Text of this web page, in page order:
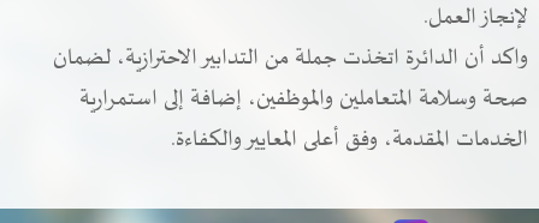
لإنجاز العمل.
واكد أن الدائرة اتخذت جملة من التدابير الاحترازية، لضمان
صحة وسلامة المتعاملين والموظفين، إضافة إلى استمرارية
الخدمات المقدمة، وفق أعلى المعايير والكفاءة.